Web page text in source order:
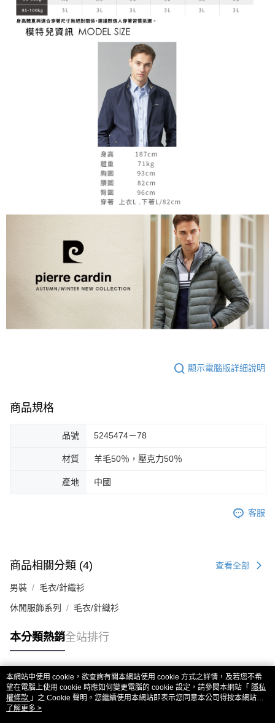
顯示電腦版詳細說明
商品規格
品號 5245474－78
材質 羊毛50％，壓克力50％
產地 中國
客服
商品相關分類 (4) 查看全部
男裝 毛衣/針織衫
休閒服飾系列 毛衣/針織衫
本分類熱銷全站排行
熱門標籤
本網站中使用 cookie，欲查詢有關本網站使用 cookie 方式之詳情，及若您不希
望在電腦上使用 cookie 時應如何變更電腦的 cookie 設定，請參閱本網站「 隱私
權條款 」之 Cookie 聲明。您繼續使用本網站即表示您同意本公司得按本網站使
用條款之 Cookie 聲明使用 cookie。
了解更多 >